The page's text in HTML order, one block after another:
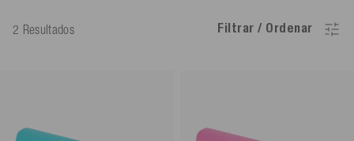
2 Resultados Filtrar / Ordenar